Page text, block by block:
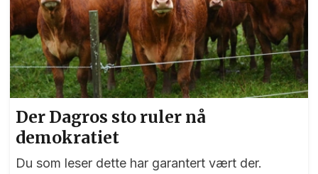
Der Dagros sto ruler nå
demokratiet
Du som leser dette har garantert vært der.